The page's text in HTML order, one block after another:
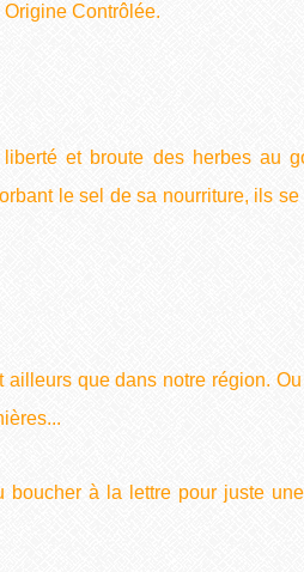
Origine Contrôlée.
et broute des herbes au
le sel de sa nourriture, ils
ailleurs que dans notre région.
boucher à la lettre pour juste